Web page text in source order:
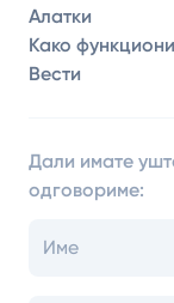
Алатки
Како
Вести
Дали имате
одговориме: